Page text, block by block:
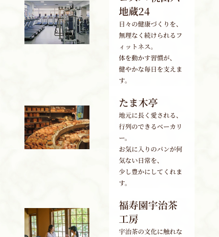
地蔵24
日々の健康づくりを、
無理なく続けられるフ
ィットネス。
体を動かす習慣が、
健やかな毎日を支えま
す。
たま木亭
地元に長く愛される、
行列のできるベーカリ
ー。
お気に入りのパンが何
気ない日常を、
少し豊かにしてくれま
す。
福寿園宇治茶
工房
宇治茶の文化に触れな